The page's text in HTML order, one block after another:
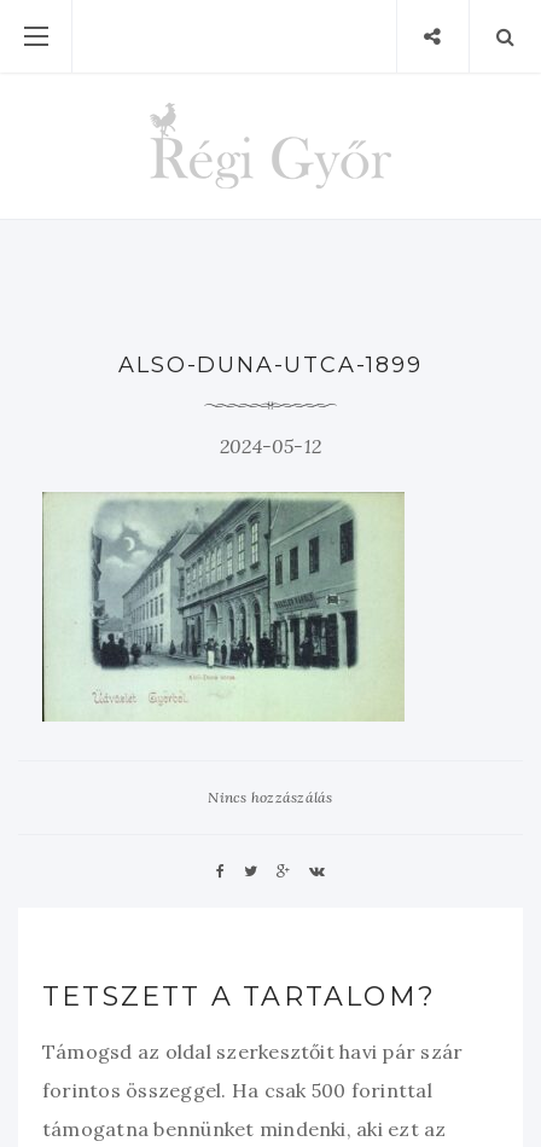
ALSO-DUNA-UTCA-1899
2024-05-12
Nincs hozzászálás
TETSZETT A TARTALOM?
Támogsd az oldal szerkesztőit havi pár szár
forintos összeggel. Ha csak 500 forinttal
támogatna bennünket mindenki, aki ezt az